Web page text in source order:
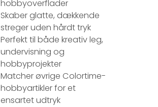
hobbyoverflader
Skaber glatte, dækkende
streger uden hårdt tryk
Perfekt til både kreativ leg,
undervisning og
hobbyprojekter
Matcher øvrige Colortime-
hobbyartikler for et
ensartet udtryk